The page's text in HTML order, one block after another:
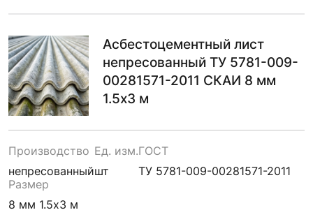
Асбестоцементный лист
непресованный ТУ 5781-009-
00281571-2011 СКАИ 8 мм
1.5х3 м
Производство
непресованный
Ед. изм.
шт
ГОСТ
ТУ 5781-009-00281571-2011
Размер
8 мм 1.5х3 м